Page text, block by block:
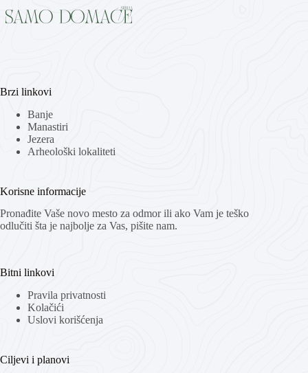
Brzi linkovi
Banje
Manastiri
Jezera
Arheološki lokaliteti
Korisne informacije
Pronađite Vaše novo mesto za odmor ili ako Vam je teško
odlučiti šta je najbolje za Vas, pišite nam.
Bitni linkovi
Pravila privatnosti
Kolačići
Uslovi korišćenja
Ciljevi i planovi